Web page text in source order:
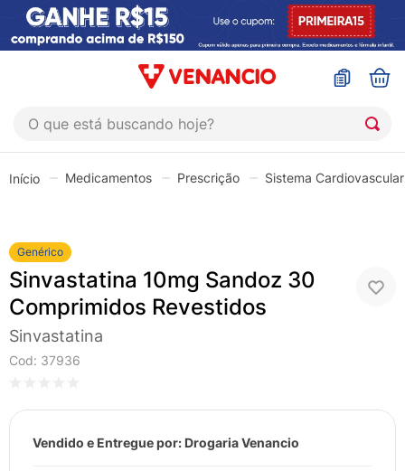
O que está buscando hoje?
Medicamentos Prescrição Sistema Cardiovascular
Genérico
Sinvastatina 10mg Sandoz 30
Comprimidos Revestidos
Sinvastatina
Cod: 37936
Vendido e Entregue por: Drogaria Venancio
1º
coristina
4º
admuc
5º
protetor solar
8º
esmalte
9º
lenço umedecido